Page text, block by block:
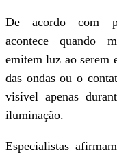
De acordo com
acontece quando
emitem luz ao serem
das ondas ou o
visível apenas
iluminação.
Especialistas